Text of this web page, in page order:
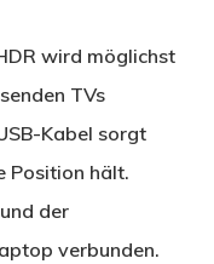
wird möglichst
TVs
Kabel sorgt
Position hält.
der
verbunden.